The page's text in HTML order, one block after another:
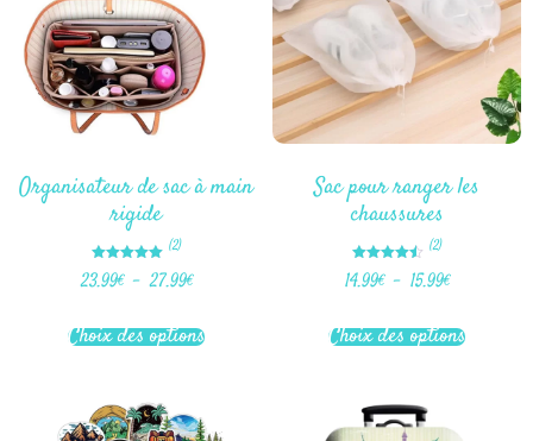
Organisateur de sac à main
rigide
Note
5.00
(2)
23.99€ – 27.99€
Choix des options
Sac pour ranger les
chaussures
Note
4.50
(2)
14.99€ – 15.99€
Choix des options